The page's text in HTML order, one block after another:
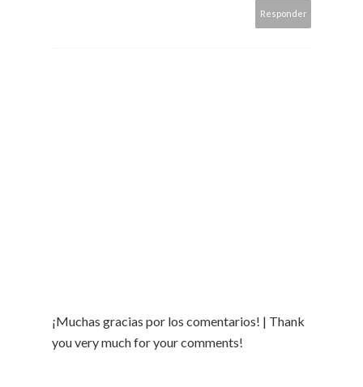
Responder
¡Muchas gracias por los comentarios! | Thank
you very much for your comments!